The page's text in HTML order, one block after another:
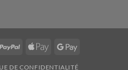
PayPal
Apple
Google
DE CONFIDENTIALITÉ